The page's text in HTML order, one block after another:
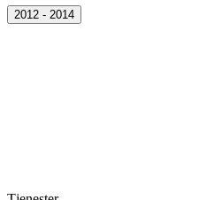
2012 - 2014